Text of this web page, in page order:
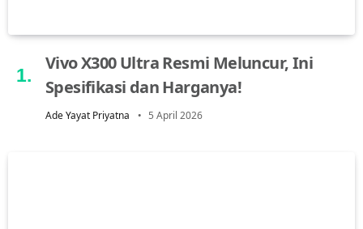
Vivo X300 Ultra Resmi Meluncur, Ini
Spesifikasi dan Harganya!
Ade Yayat Priyatna 5 April 2026